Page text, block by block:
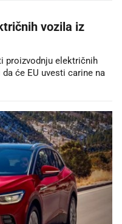
vozila iz
proizvodnju električnih
će EU uvesti carine na